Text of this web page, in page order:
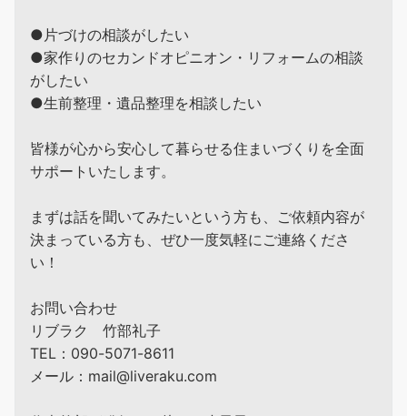
●片づけの相談がしたい
●家作りのセカンドオピニオン・リフォームの相談
がしたい
●生前整理・遺品整理を相談したい
皆様が心から安心して暮らせる住まいづくりを全面
サポートいたします。
まずは話を聞いてみたいという方も、ご依頼内容が
決まっている方も、ぜひ一度気軽にご連絡くださ
い！
お問い合わせ
リブラク 竹部礼子
TEL：090-5071-8611
メール：mail@liveraku.com